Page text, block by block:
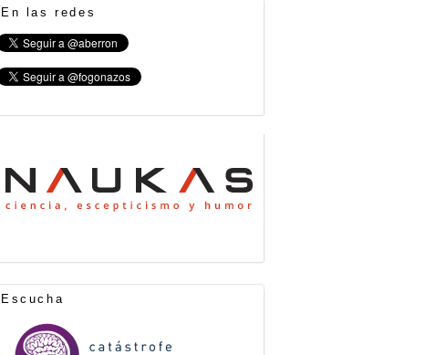
En las redes
Escucha